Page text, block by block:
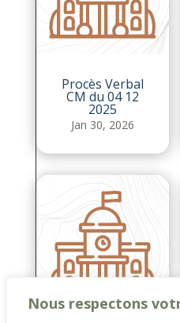
Nous respectons
Procès Verbal
CM du 04 12
2025
Jan 30, 2026